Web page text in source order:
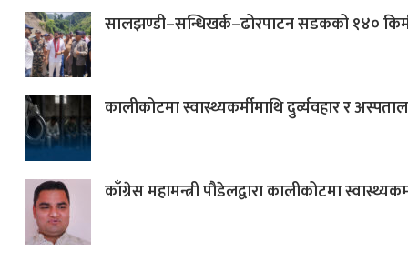
सालझण्डी–सन्धिखर्क–ढोरपाटन सडकको १४०
कालीकोटमा स्वास्थ्यकर्मीमाथि दुर्व्यवहार र
काँग्रेस महामन्त्री पौडेलद्वारा कालीकोटमा